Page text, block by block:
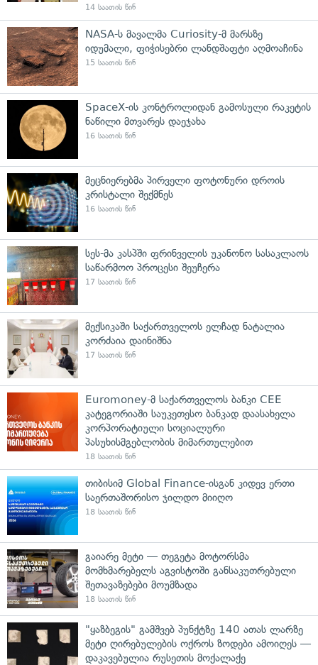
14 საათის წინ
NASA-ს მავალმა Curiosity-მ მარსზე
იდუმალი, ფიჭისებრი ლანდშაფტი აღმოაჩინა
15 საათის წინ
SpaceX-ის კონტროლიდან გამოსული რაკეტის
ნაწილი მთვარეს დაეჯახა
16 საათის წინ
მეცნიერებმა პირველი ფოტონური დროის
კრისტალი შექმნეს
16 საათის წინ
სეს-მა კასპში ფრინველის უკანონო სასაკლაოს
საწარმოო პროცესი შეუჩერა
17 საათის წინ
მექსიკაში საქართველოს ელჩად ნატალია
კორძაია დაინიშნა
17 საათის წინ
Euromoney-მ საქართველოს ბანკი CEE
კატეგორიაში საუკეთესო ბანკად დაასახელა
კორპორატიული სოციალური
პასუხისმგებლობის მიმართულებით
18 საათის წინ
თიბისიმ Global Finance-ისგან კიდევ ერთი
საერთაშორისო ჯილდო მიიღო
18 საათის წინ
გაიარე მეტი — თეგეტა მოტორსმა
მომხმარებელს აგვისტოში განსაკუთრებული
შეთავაზებები მოუმზადა
18 საათის წინ
"ყაზბეგის" გამშვებ პუნქტზე 140 ათას ლარზე
მეტი ღირებულების ოქროს ზოდები ამოიღეს —
დაკავებულია რუსეთის მოქალაქე